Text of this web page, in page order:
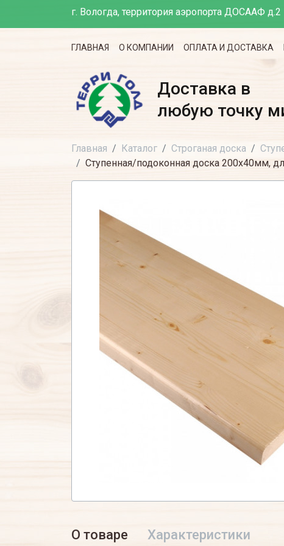
г. Вологда, территория аэропорта ДОСААФ д.2
ГЛАВНАЯ О КОМПАНИИ ОПЛАТА И ДОСТАВКА
Доставка в
любую точку
Главная Каталог Строганая доска
Ступенная/подоконная доска 200х40мм,
О товаре Характеристики